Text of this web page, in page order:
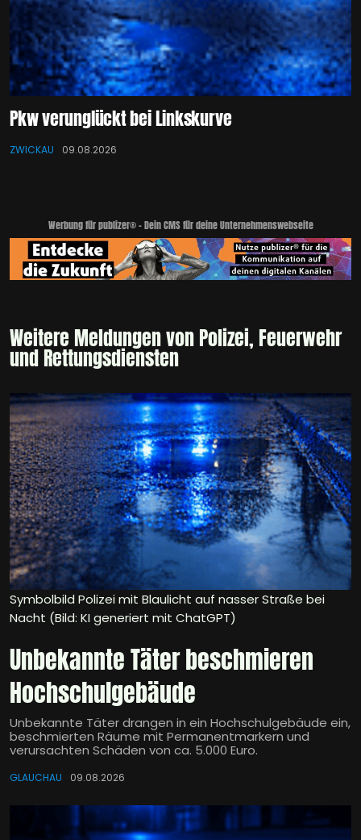
Pkw verunglückt bei Linkskurve
ZWICKAU 09.08.2026
Werbung für publizer® - Dein CMS für deine Unternehmenswebseite
Weitere Meldungen von Polizei, Feuerwehr
und Rettungsdiensten
Symbolbild Polizei mit Blaulicht auf nasser Straße bei
Nacht (Bild: KI generiert mit ChatGPT)
Unbekannte Täter beschmieren
Hochschulgebäude
Unbekannte Täter drangen in ein Hochschulgebäude ein,
beschmierten Räume mit Permanentmarkern und
verursachten Schäden von ca. 5.000 Euro.
GLAUCHAU 09.08.2026